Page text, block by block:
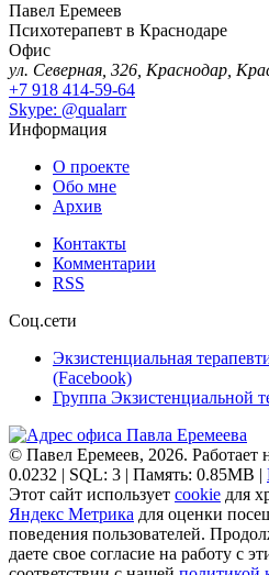
Павел Еремеев
Психотерапевт в Краснодаре
Офис
ул. Северная, 326, Краснодар,
+7 918 414-59-64
Skype: @qualarr
Информация
О проекте
Обо мне
Архив
Контакты
Комментарии
RSS
Соц.сети
Экзистенциальная
(Facebook)
Группа Экзистенциальной
© Павел Еремеев, 2026. Работает
0.0232 | SQL: 3 | Память: 0.85MB
Этот сайт использует cookie для
Яндекс Метрика для оценки
поведения пользователей.
даете свое согласие на работу с